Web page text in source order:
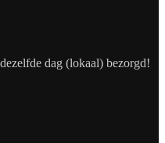
dag (lokaal) bezorgd!